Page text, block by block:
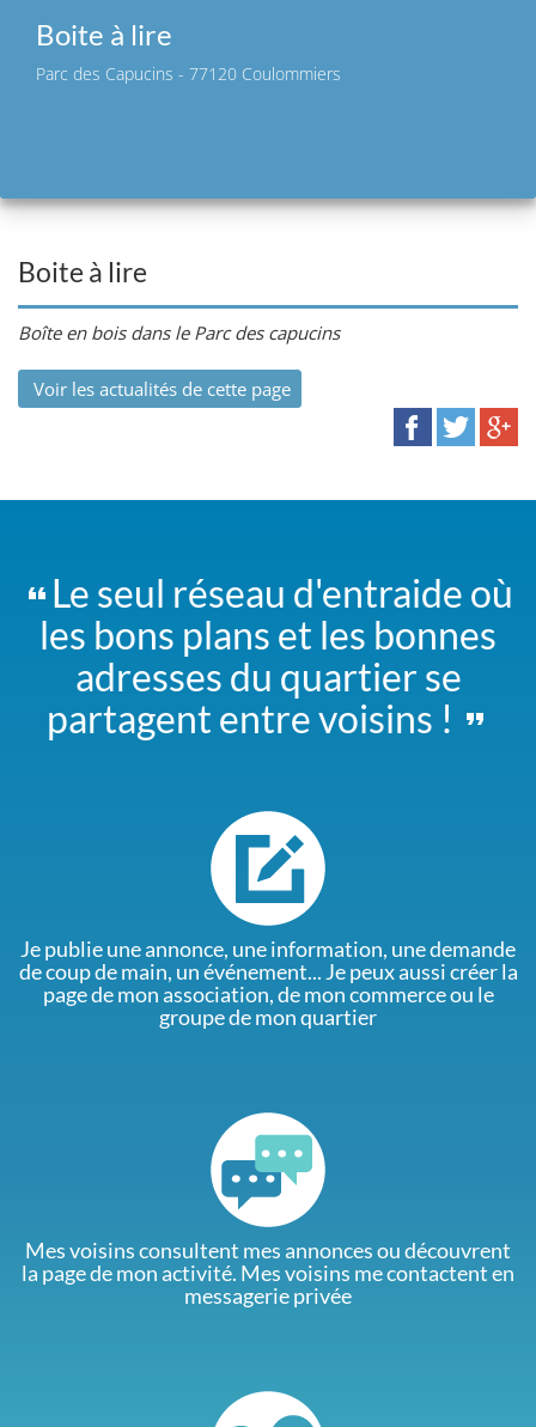
Boite à lire
Parc des Capucins - 77120 Coulommiers
Boite à lire
Boîte en bois dans le Parc des capucins
Voir les actualités de cette page
Le seul réseau d'entraide où
les bons plans et les bonnes
adresses du quartier se
partagent entre voisins !
Je publie une annonce, une information, une demande
de coup de main, un événement... Je peux aussi créer la
page de mon association, de mon commerce ou le
groupe de mon quartier
Mes voisins consultent mes annonces ou découvrent
la page de mon activité. Mes voisins me contactent en
messagerie privée